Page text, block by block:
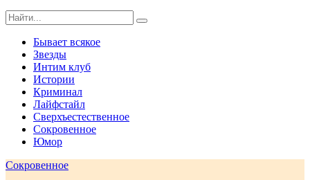
Бывает всякое
Звезды
Интим клуб
Истории
Криминал
Лайфстайл
Сверхъестественное
Сокровенное
Юмор
Сокровенное